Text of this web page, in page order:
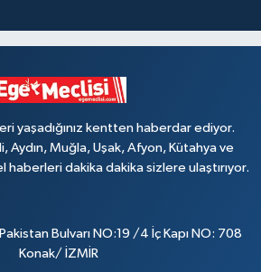
yaşadığınız kentten haberdar ediyor.
Aydın, Muğla, Uşak, Afyon, Kütahya ve
haberleri dakika dakika sizlere ulaştırıyor.
Bulvarı NO:19 /4 İç Kapı NO: 708
Konak/ İZMİR